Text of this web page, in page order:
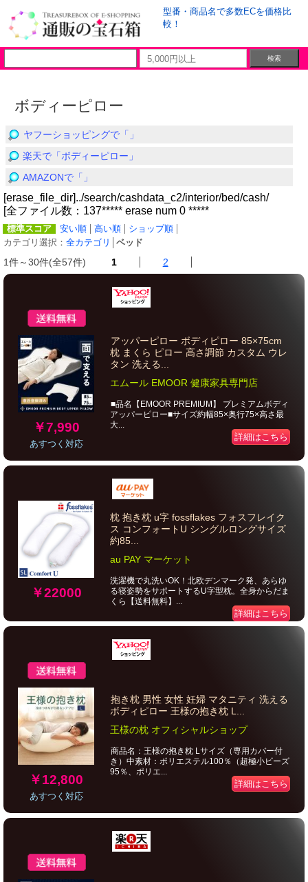
型番・商品名で多数ECを価格比
較！
ボディーピロー
ヤフーショッピングで「」
楽天で「ボディーピロー」
AMAZONで「」
[erase_file_dir]../search/cashdata_c2/interior/bed/cash/
[全ファイル数：137***** erase num 0 *****
標準スコア 安い順 高い順
ショップ順
カテゴリ選択： 全カテゴリ ベッド
1件～30件(全57件) 1 2
￥7,990
あすつく対応
アッパーピロー ボディピロー 85×75cm
枕 まくら ピロー 高さ調節 カスタム ウレ
タン 洗える...
エムール EMOOR 健康家具専門店
■品名【EMOOR PREMIUM】 プレミアムボディ
アッパーピロー■サイズ約幅85×奥行75×高さ最
大...
詳細はこちら
￥22000
枕 抱き枕 u字 fossflakes フォスフレイク
ス コンフォートU シングルロングサイズ
約85...
au PAY マーケット
洗濯機で丸洗いOK！北欧デンマーク発、あらゆ
る寝姿勢をサポートするU字型枕。全身からだま
くら【送料無料】...
詳細はこちら
￥12,800
あすつく対応
抱き枕 男性 女性 妊婦 マタニティ 洗える
ボディピロー 王様の抱き枕 L...
王様の枕 オフィシャルショップ
商品名：王様の抱き枕 Lサイズ（専用カバー付
き）中素材：ポリエステル100％（超極小ビーズ
95％、ポリエ...
詳細はこちら